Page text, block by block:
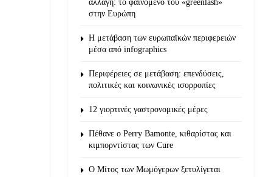
αλλαγή: το φαινόμενο του «greenlash»
στην Ευρώπη
Η μετάβαση των ευρωπαϊκών περιφερειών
μέσα από infographics
Περιφέρειες σε μετάβαση: επενδύσεις,
πολιτικές και κοινωνικές ισορροπίες
12 γιορτινές γαστρονομικές μέρες
Πέθανε ο Perry Bamonte, κιθαρίστας και
κιμπορντίστας των Cure
O Μίτος των Μωμόγερων ξετυλίγεται